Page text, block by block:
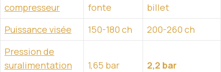
compresseur
fonte
billet
Puissance visée
150-180 ch
200-260 ch
Pression de
suralimentation
1,65 bar 2,2 bar